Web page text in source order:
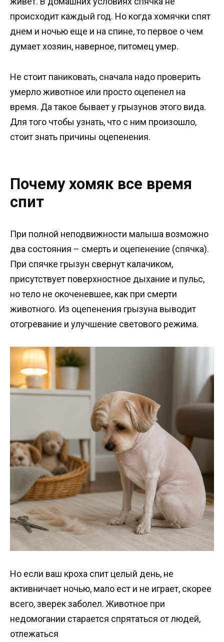
происходит каждый год. Но когда хомячки спят
днем и ночью еще и на спине, то первое о чем
думает хозяин, наверное, питомец умер.
Не стоит паниковать, сначала надо проверить
умерло животное или просто оцепенел на
время. Да такое бывает у грызунов этого вида.
Для того чтобы узнать, что с ним произошло,
стоит знать причины оцепенения.
Почему хомяк все время
спит
При полной неподвижности малыша возможно
два состояния – смерть и оцепенение (спячка).
При спячке грызун свернут калачиком,
присутствует поверхностное дыхание и пульс,
но тело не окоченевшее, как при смерти
животного. Из оцепенения грызуна выводит
отогревание и улучшение светового режима.
Но если ваш кроха спит целый день, не
активничает ночью, мало ест и не играет, скорее
всего, зверек заболел. Животное при
недомогании старается спрятаться от людей,
отлежаться